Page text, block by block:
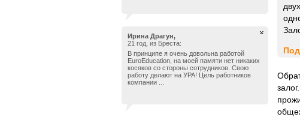
Ирина Драгун,
21 год, из Бреста:
В принципе я очень довольна работой
EuroEducation, на моей памяти нет никаких
косяков со стороны сотрудников. Свою
работу делают на УРА! Цель работников
компании ...